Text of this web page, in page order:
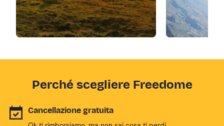
Perché scegliere Freedome
Cancellazione gratuita